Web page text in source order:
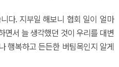
다. 지부일 해보니 협회 일이 얼마
면서 늘 생각했던 것이 우리를 대변
행복하고 든든한 버팀목인지 알게